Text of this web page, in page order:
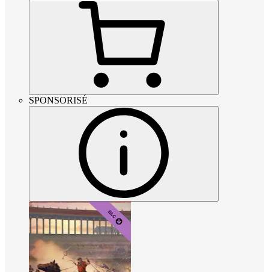
SPONSORISÉ